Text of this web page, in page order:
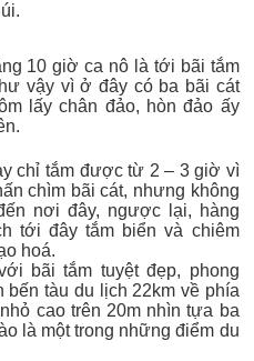
10 giờ ca nô là tới bãi tắm
vậy vì ở đây có ba bãi cát
lấy chân đảo, hòn đảo ấy
chỉ tắm được từ 2 – 3 giờ vì
chìm bãi cát, nhưng không
nơi đây, ngược lại, hàng
tới đây tắm biển và chiêm
hoá.
bãi tắm tuyệt đẹp, phong
tàu du lịch 22km về phía
cao trên 20m nhìn tựa ba
là một trong những điểm du